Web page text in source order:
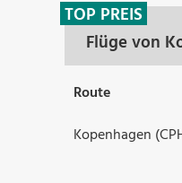
Flüge von
TOP PREIS
Route
Kopenhagen